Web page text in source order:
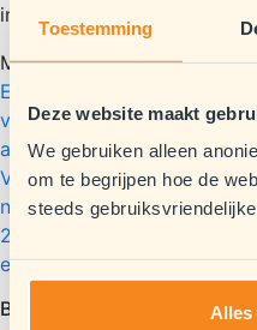
Toestemming
Deze website maakt
We gebruiken alleen
om te begrijpen hoe de
steeds
Alles
ingang van 2 augustus 2026.
Meer informatie: V
Europees Parlement en de
vaststelling van
artificiële intelligentie en
Verordeningen (EG) nr.
nr. 168/2013, (EU) 2018/
2019/2144, en de
en (EU) 2020/1828
Bron: EUR-Lex, BESWIC.